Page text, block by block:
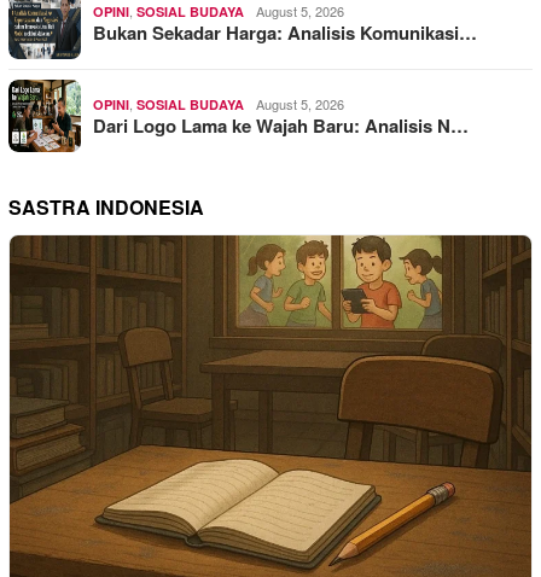
OPINI SOSIAL BUDAYA August 5, 2026
Bukan Sekadar Harga: Analisis Komunikasi…
OPINI SOSIAL BUDAYA August 5, 2026
Dari Logo Lama ke Wajah Baru: Analisis N…
SASTRA INDONESIA